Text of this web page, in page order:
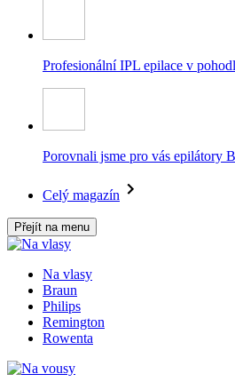
Profesionální IPL epilace v
Porovnali jsme pro vás epilátory
Celý magazín
Přejít na menu
Na vlasy
Braun
Philips
Remington
Rowenta